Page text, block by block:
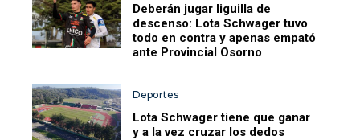
Deberán jugar liguilla de
descenso: Lota Schwager tuvo
todo en contra y apenas empató
ante Provincial Osorno
Deportes
Lota Schwager tiene que ganar
y a la vez cruzar los dedos